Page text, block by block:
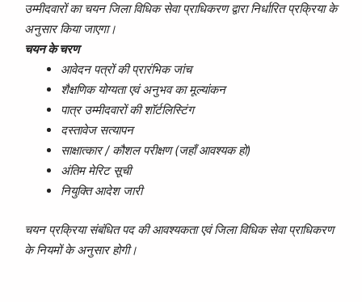
उम्मीदवारों का चयन जिला विधिक सेवा प्राधिकरण द्वारा निर्धारित प्रक्रिया के
अनुसार किया जाएगा।
चयन के चरण
आवेदन पत्रों की प्रारंभिक जांच
शैक्षणिक योग्यता एवं अनुभव का मूल्यांकन
पात्र उम्मीदवारों की शॉर्टलिस्टिंग
दस्तावेज सत्यापन
साक्षात्कार / कौशल परीक्षण (जहाँ आवश्यक हो)
अंतिम मेरिट सूची
नियुक्ति आदेश जारी
चयन प्रक्रिया संबंधित पद की आवश्यकता एवं जिला विधिक सेवा प्राधिकरण
के नियमों के अनुसार होगी।